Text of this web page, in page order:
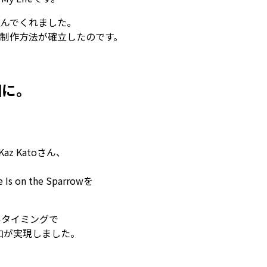
でくれました。
作方法が確立したのです。
。
Katoさん、
Is on the Sparrowを
イミングで
実現しました。